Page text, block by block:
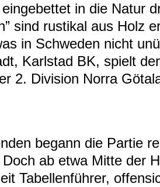
in die Natur
sind rustikal aus Holz
in Schweden nicht
Karlstad BK, spielt
2. Division Norra
begann die Partie
ab etwa Mitte der
Tabellenführer,